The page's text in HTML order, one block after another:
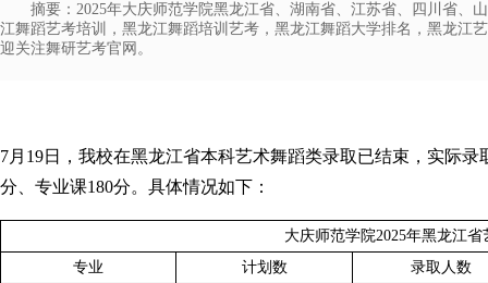
摘要：2025年大庆师范学院黑龙江省、湖南省、江苏省、四川省、
江舞蹈艺考培训，黑龙江舞蹈培训艺考，黑龙江舞蹈大学排名，黑龙江
迎关注舞研艺考官网。
7月19日，我校在黑龙江省本科艺术舞蹈类录取已结束，实际
分、专业课180分。具体情况如下：
大庆师范学院2025年黑龙江
专业
计划数
录取人数